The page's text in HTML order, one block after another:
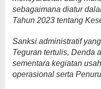
sebagaimana diatur
Tahun 2023 tentang
Sanksi administratif
Teguran tertulis, Denda
sementara kegiatan
operasional serta